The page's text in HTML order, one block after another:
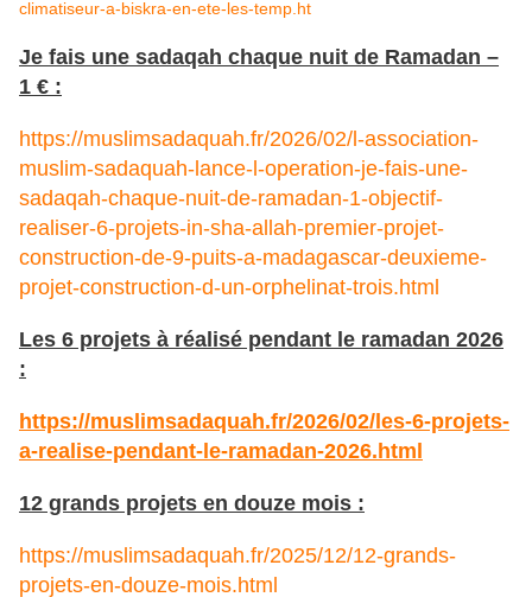
climatiseur-a-biskra-en-ete-les-temp.ht
Je fais une sadaqah chaque nuit de Ramadan –
1 € :
https://muslimsadaquah.fr/2026/02/l-association-
muslim-sadaquah-lance-l-operation-je-fais-une-
sadaqah-chaque-nuit-de-ramadan-1-objectif-
realiser-6-projets-in-sha-allah-premier-projet-
construction-de-9-puits-a-madagascar-deuxieme-
projet-construction-d-un-orphelinat-trois.html
Les 6 projets à réalisé pendant le ramadan 2026
:
https://muslimsadaquah.fr/2026/02/les-6-projets-
a-realise-pendant-le-ramadan-2026.html
12 grands projets en douze mois :
https://muslimsadaquah.fr/2025/12/12-grands-
projets-en-douze-mois.html